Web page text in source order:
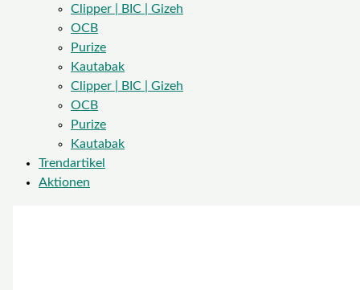
Clipper | BIC | Gizeh
OCB
Purize
Kautabak
Clipper | BIC | Gizeh
OCB
Purize
Kautabak
Trendartikel
Aktionen